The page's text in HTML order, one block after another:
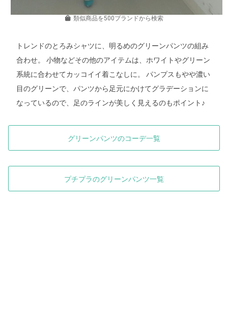
類似商品を500ブランドから検索
トレンドのとろみシャツに、明るめのグリーンパンツの組み
合わせ。 小物などその他のアイテムは、ホワイトやグリーン
系統に合わせてカッコイイ着こなしに。 パンプスもやや濃い
目のグリーンで、パンツから足元にかけてグラデーションに
なっているので、足のラインが美しく見えるのもポイント♪
グリーンパンツのコーデ一覧
プチプラのグリーンパンツ一覧